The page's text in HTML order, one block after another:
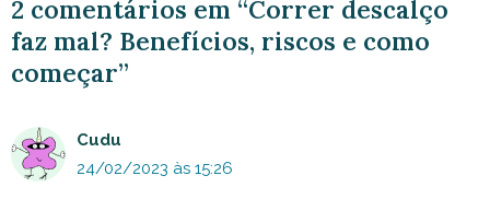
2 comentários em “Correr descalço
faz mal? Benefícios, riscos e como
começar”
Cudu
24/02/2023 às 15:26